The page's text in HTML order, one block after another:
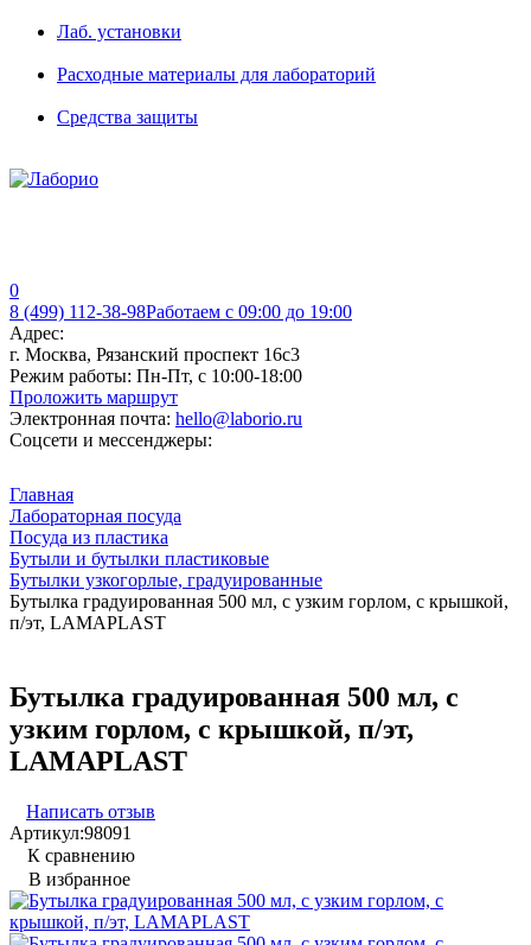
Лаб. установки
Расходные материалы для лабораторий
Средства защиты
0
8 (499) 112-38-98Работаем с 09:00 до 19:00
Адрес:
г. Москва, Рязанский проспект 16с3
Режим работы: Пн-Пт, с 10:00-18:00
Проложить маршрут
Электронная почта: hello@laborio.ru
Соцсети и мессенджеры:
Главная
Лабораторная посуда
Посуда из пластика
Бутыли и бутылки пластиковые
Бутылки узкогорлые, градуированные
Бутылка градуированная 500 мл, с узким горлом, с крышкой,
п/эт, LAMAPLAST
Бутылка градуированная 500 мл, с
узким горлом, с крышкой, п/эт,
LAMAPLAST
Написать отзыв
Артикул:98091
К сравнению
В избранное